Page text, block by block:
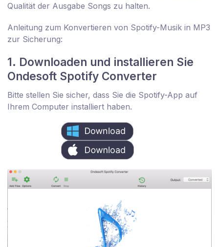
Qualität der Ausgabe Songs zu halten.
Anleitung zum Konvertieren von Spotify-Musik in MP3
zur Sicherung:
1. Downloaden und installieren Sie
Ondesoft Spotify Converter
Bitte stellen Sie sicher, dass Sie die Spotify-App auf
Ihrem Computer installiert haben.